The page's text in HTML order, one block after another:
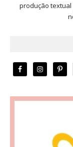
produção textual